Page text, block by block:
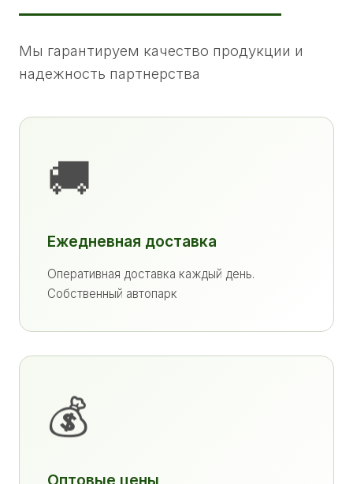
Мы гарантируем качество продукции и
надежность партнерства
🚚
Ежедневная доставка
Оперативная доставка каждый день.
Собственный автопарк
💰
Оптовые цены